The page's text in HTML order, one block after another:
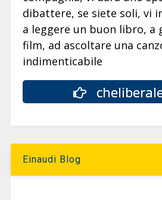
dibattere, se siete soli, vi
a leggere un buon libro, a
film, ad ascoltare una
indimenticabile
Einaudi Blog